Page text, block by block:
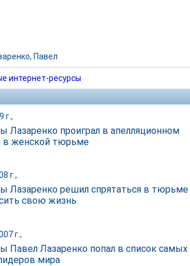
Павел
интернет-ресурсы
г.,
Лазаренко проиграл в апелляционном
в женской тюрьме
г.,
Лазаренко решил спрятаться в тюрьме
свою жизнь
г.,
Павел Лазаренко попал в список самых
мира